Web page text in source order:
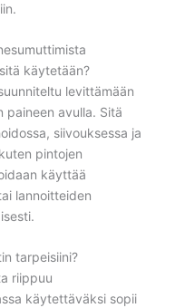
käytetään?
levittämään
paineen avulla. Sitä
siivouksessa ja
pintojen
käyttää
lannoitteiden
tarpeisiini?
riippuu
käytettäväksi sopii